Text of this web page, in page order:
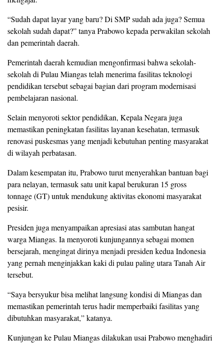
“Sudah dapat layar yang baru? Di SMP sudah ada juga? Semua
sekolah sudah dapat?” tanya Prabowo kepada perwakilan sekolah
dan pemerintah daerah.
Pemerintah daerah kemudian mengonfirmasi bahwa sekolah-
sekolah di Pulau Miangas telah menerima fasilitas teknologi
pendidikan tersebut sebagai bagian dari program modernisasi
pembelajaran nasional.
Selain menyoroti sektor pendidikan, Kepala Negara juga
memastikan peningkatan fasilitas layanan kesehatan, termasuk
renovasi puskesmas yang menjadi kebutuhan penting masyarakat
di wilayah perbatasan.
Dalam kesempatan itu, Prabowo turut menyerahkan bantuan bagi
para nelayan, termasuk satu unit kapal berukuran 15 gross
tonnage (GT) untuk mendukung aktivitas ekonomi masyarakat
pesisir.
Presiden juga menyampaikan apresiasi atas sambutan hangat
warga Miangas. Ia menyoroti kunjungannya sebagai momen
bersejarah, mengingat dirinya menjadi presiden kedua Indonesia
yang pernah menginjakkan kaki di pulau paling utara Tanah Air
tersebut.
“Saya bersyukur bisa melihat langsung kondisi di Miangas dan
memastikan pemerintah terus hadir memperbaiki fasilitas yang
dibutuhkan masyarakat,” katanya.
Kunjungan ke Pulau Miangas dilakukan usai Prabowo menghadiri